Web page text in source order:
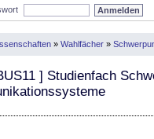
» Wahlfächer »
] Studienfach